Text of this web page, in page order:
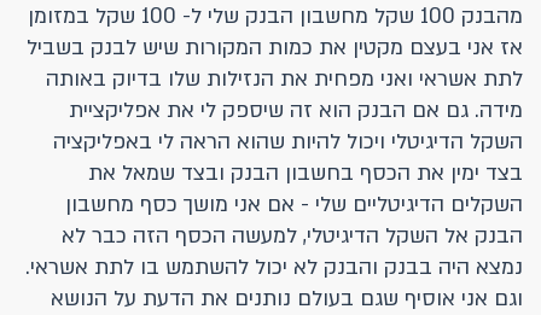
מהבנק 100 שקל מחשבון הבנק שלי ל- 100 שקל במזומן
אז אני בעצם מקטין את כמות המקורות שיש לבנק בשביל
לתת אשראי ואני מפחית את הנזילות שלו בדיוק באותה
מידה. גם אם הבנק הוא זה שיספק לי את אפליקציית
השקל הדיגיטלי ויכול להיות שהוא הראה לי באפליקציה
בצד ימין את הכסף בחשבון הבנק ובצד שמאל את
השקלים הדיגיטליים שלי - אם אני מושך כסף מחשבון
הבנק אל השקל הדיגיטלי, למעשה הכסף הזה כבר לא
נמצא היה בבנק והבנק לא יכול להשתמש בו לתת אשראי.
וגם אני אוסיף שגם בעולם נותנים את הדעת על הנושא